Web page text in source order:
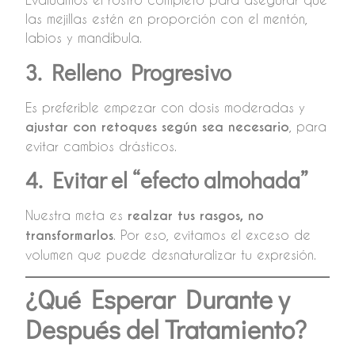
las mejillas estén en proporción con el mentón,
labios y mandíbula.
3. Relleno Progresivo
Es preferible empezar con dosis moderadas y
ajustar con retoques según sea necesario , para
evitar cambios drásticos.
4. Evitar el “efecto almohada”
Nuestra meta es realzar tus rasgos, no
transformarlos. Por eso, evitamos el exceso de
volumen que puede desnaturalizar tu expresión.
¿Qué Esperar Durante y
Después del Tratamiento?